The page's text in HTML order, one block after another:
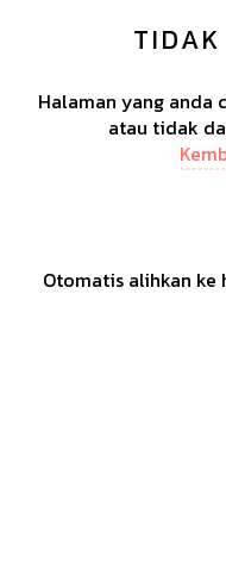
Halaman yang anda
atau tidak
Otomatis alihkan ke